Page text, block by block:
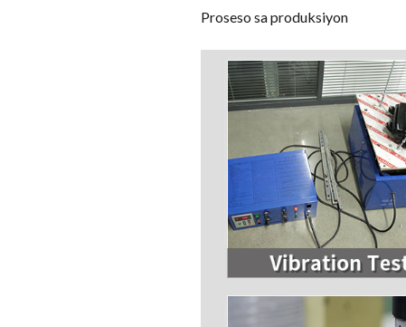
Proseso sa produksiyon